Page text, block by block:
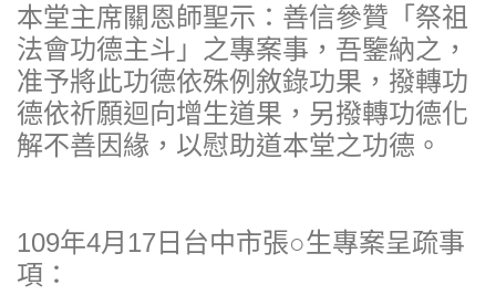
本堂主席關恩師聖示：善信參贊「祭祖
法會功德主斗」之專案事，吾鑒納之，
准予將此功德依殊例敘錄功果，撥轉功
德依祈願迴向增生道果，另撥轉功德化
解不善因緣，以慰助道本堂之功德。
109年4月17日台中市張○生專案呈疏事
項：